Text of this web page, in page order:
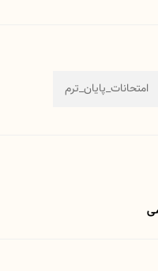
امتحانات_پایان_ترم